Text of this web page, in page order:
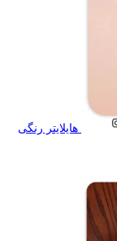
هایلایتر رنگی